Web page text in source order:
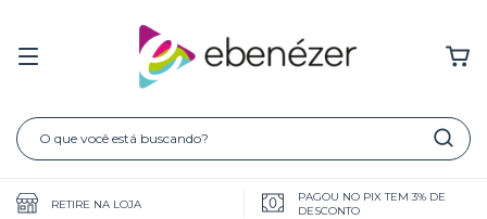
RETIRE NA LOJA
PAGOU NO PIX TEM 3% DE
DESCONTO